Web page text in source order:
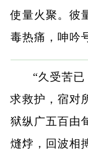
使量火聚。彼
毒热痛，呻吟
“久受苦
求救护，宿对
狱纵广五百由
熢㶿，回波相